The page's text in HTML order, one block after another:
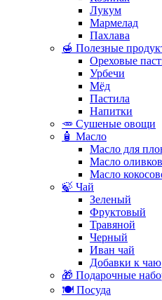
Лукум
Мармелад
Пахлава
🍯 Полезные
Ореховые
Урбечи
Мёд
Пастила
Напитки
🥕 Сушеные овощи
🧴 Масло
Масло для
Масло
Масло
🍃 Чай
Зеленый
Фруктовый
Травяной
Черный
Иван чай
Добавки к чаю
🎁 Подарочные
🍽️ Посуда